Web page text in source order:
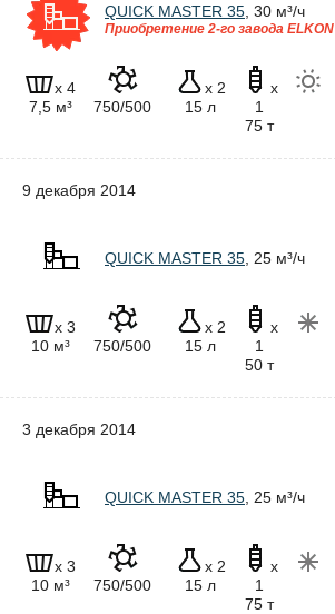
QUICK MASTER 35 , 30 м³/ч
Приобретение 2-го завода ELKON
x 4
7,5 м³
750/500
x 2
15 л
x
1
75 т
9 декабря 2014
QUICK MASTER 35 , 25 м³/ч
x 3
10 м³
750/500
x 2
15 л
x
1
50 т
3 декабря 2014
QUICK MASTER 35 , 25 м³/ч
x 3
10 м³
750/500
x 2
15 л
x
1
75 т